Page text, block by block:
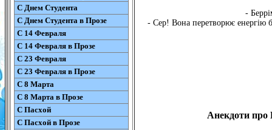
С Днем Студента
С Днем Студента в Прозе
С 14 Февраля
С 14 Февраля в Прозе
С 23 Февраля
С 23 Февраля в Прозе
С 8 Марта
С 8 Марта в Прозе
С Пасхой
С Пасхой в Прозе
-
- Сер! Вона перетворює енергію
Анекдоти про